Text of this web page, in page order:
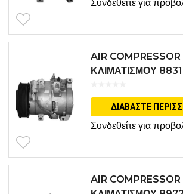
Συνδεθείτε για
AIR
ΚΛΙΜΑΤΙΣΜΟΥ
ΔΙΑΒΆΣΤΕ
Συνδεθείτε για
AIR